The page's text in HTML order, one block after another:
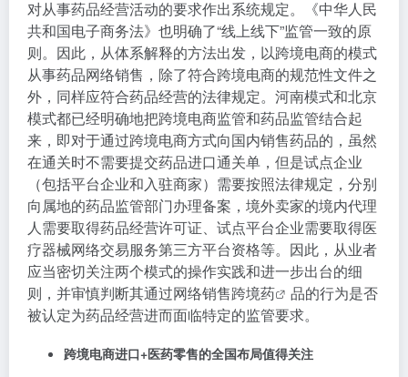
对从事药品经营活动的要求作出系统规定。《中华人民
共和国电子商务法》也明确了“线上线下”监管一致的原
则。因此，从体系解释的方法出发，以跨境电商的模式
从事药品网络销售，除了符合跨境电商的规范性文件之
外，同样应符合药品经营的法律规定。河南模式和北京
模式都已经明确地把跨境电商监管和药品监管结合起
来，即对于通过跨境电商方式向国内销售药品的，虽然
在通关时不需要提交药品进口通关单，但是试点企业
（包括平台企业和入驻商家）需要按照法律规定，分别
向属地的药品监管部门办理备案，境外卖家的境内代理
人需要取得药品经营许可证、试点平台企业需要取得医
疗器械网络交易服务第三方平台资格等。因此，从业者
应当密切关注两个模式的操作实践和进一步出台的细
则，并审慎判断其通过网络销售跨境药
品的行为是否
被认定为药品经营进而面临特定的监管要求。
跨境电商进口+医药零售的全国布局值得关注